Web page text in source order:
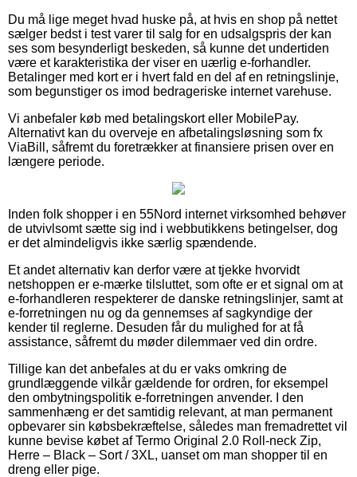
Du må lige meget hvad huske på, at hvis en shop på nettet
sælger bedst i test varer til salg for en udsalgspris der kan
ses som besynderligt beskeden, så kunne det undertiden
være et karakteristika der viser en uærlig e-forhandler.
Betalinger med kort er i hvert fald en del af en retningslinje,
som begunstiger os imod bedrageriske internet varehuse.
Vi anbefaler køb med betalingskort eller MobilePay.
Alternativt kan du overveje en afbetalingsløsning som fx
ViaBill, såfremt du foretrækker at finansiere prisen over en
længere periode.
Inden folk shopper i en 55Nord internet virksomhed behøver
de utvivlsomt sætte sig ind i webbutikkens betingelser, dog
er det almindeligvis ikke særlig spændende.
Et andet alternativ kan derfor være at tjekke hvorvidt
netshoppen er e-mærke tilsluttet, som ofte er et signal om at
e-forhandleren respekterer de danske retningslinjer, samt at
e-forretningen nu og da gennemses af sagkyndige der
kender til reglerne. Desuden får du mulighed for at få
assistance, såfremt du møder dilemmaer ved din ordre.
Tillige kan det anbefales at du er vaks omkring de
grundlæggende vilkår gældende for ordren, for eksempel
den ombytningspolitik e-forretningen anvender. I den
sammenhæng er det samtidig relevant, at man permanent
opbevarer sin købsbekræftelse, således man fremadrettet vil
kunne bevise købet af Termo Original 2.0 Roll-neck Zip,
Herre – Black – Sort / 3XL, uanset om man shopper til en
dreng eller pige.